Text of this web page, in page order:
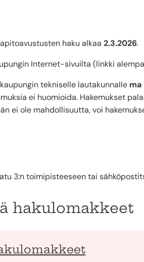
haku alkaa 2.3.2026.
Internet-sivuilta (linkki
tekniselle lautakunnalle ma
ei huomioida. Hakemukset
ei ole mahdollisuutta, voi
3:n toimipisteeseen tai
hakulomakkeet